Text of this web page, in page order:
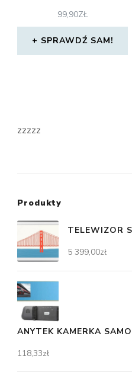
99,90ZŁ
SPRAWDŹ SAM!
zzzzz
Produkty
TELEWIZOR
5 399,00zł
ANYTEK KAMERKA
118,33zł